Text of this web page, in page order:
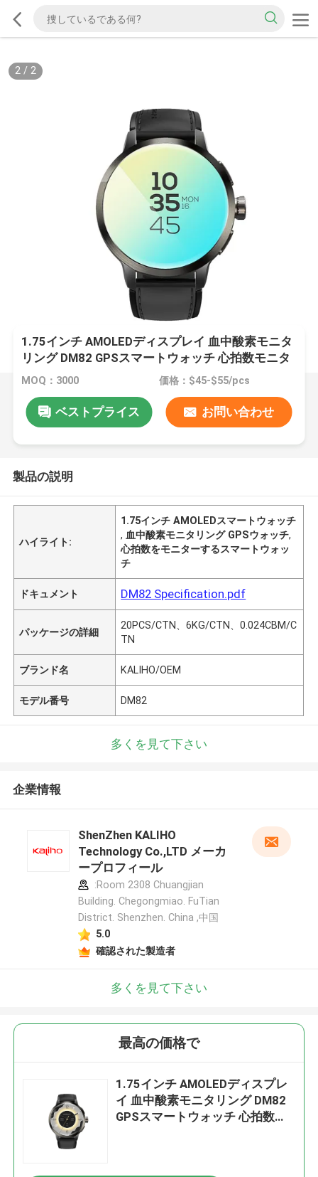
2/ 2
1.75インチ AMOLEDディスプレイ 血中酸素モニタ
リング DM82 GPSスマートウォッチ 心拍数モニタ
リング
MOQ：3000 価格：$45-$55/pcs
ベストプライス お問い合わせ
製品の説明
ハイライト:
1.75インチ AMOLEDスマートウォッチ
, 血中酸素モニタリング GPSウォッチ,
心拍数をモニターするスマートウォッ
チ
ドキュメント DM82 Specification.pdf
パッケージの詳細
20PCS/CTN、6KG/CTN、0.024CBM/C
TN
ブランド名 KALIHO/OEM
モデル番号 DM82
多くを見て下さい
企業情報
ShenZhen KALIHO
Technology Co.,LTD メーカ
ープロフィール
:Room 2308 Chuangjian
Building. Chegongmiao. FuTian
District. Shenzhen. China ,中国
5.0
確認された製造者
多くを見て下さい
最高の価格で
1.75インチ AMOLEDディスプレ
イ 血中酸素モニタリング DM82
GPSスマートウォッチ 心拍数モ